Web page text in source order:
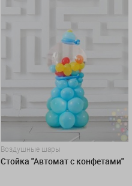
Воздушные шары
Стойка "Автомат с конфетами"